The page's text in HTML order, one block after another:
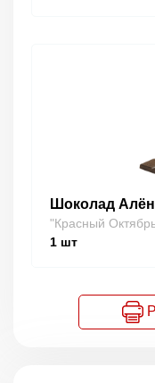
Шоколад
"Красный
1 шт